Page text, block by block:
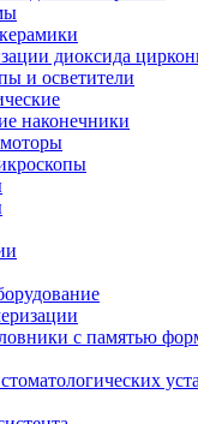
диоксида
и осветители
наконечники
с памятью